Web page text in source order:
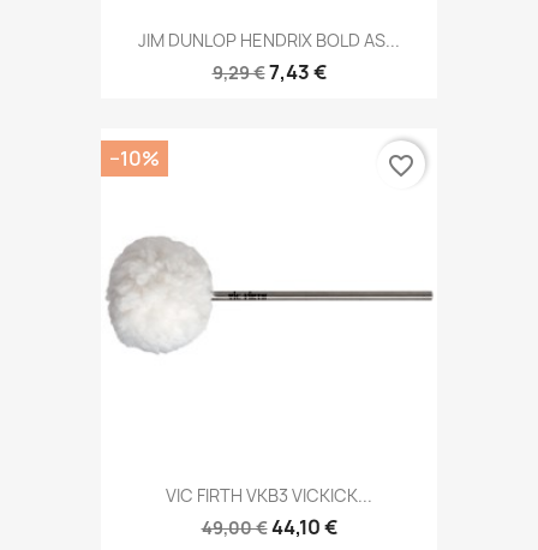
JIM DUNLOP HENDRIX BOLD AS...
9,29 €7,43 €
VIC FIRTH VKB3 VICKICK...
49,00 €44,10 €
−10% favorite_border